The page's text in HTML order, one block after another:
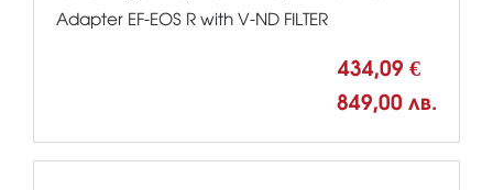
Adapter EF-EOS R with V-ND FILTER
434,09 €
849,00 лв.